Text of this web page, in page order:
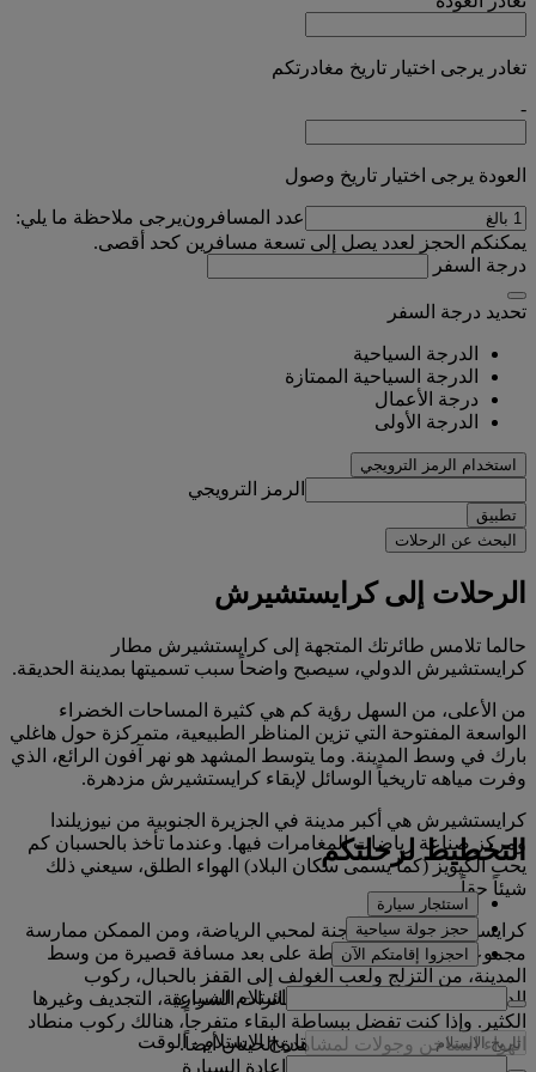
تغادر يرجى اختيار تاريخ مغادرتكم
-
العودة يرجى اختيار تاريخ وصول
عدد المسافرونيرجى ملاحظة ما يلي:
يمكنكم الحجز لعدد يصل إلى تسعة مسافرين كحد أقصى.
درجة السفر
تحديد درجة السفر
الدرجة السياحية
الدرجة السياحية الممتازة
درجة الأعمال
الدرجة الأولى
استخدام الرمز الترويجي
الرمز الترويجي
تطبيق
البحث عن الرحلات
الرحلات إلى كرايستشيرش
حالما تلامس طائرتك المتجهة إلى كرايستشيرش مطار
كرايستشيرش الدولي، سيصبح واضحاً سبب تسميتها بمدينة الحديقة.
من الأعلى، من السهل رؤية كم هي كثيرة المساحات الخضراء
الواسعة المفتوحة التي تزين المناظر الطبيعية، متمركزة حول هاغلي
بارك في وسط المدينة. وما يتوسط المشهد هو نهر آفون الرائع، الذي
وفرت مياهه تاريخياً الوسائل لإبقاء كرايستشيرش مزدهرة.
كرايستشيرش هي أكبر مدينة في الجزيرة الجنوبية من نيوزيلندا
ومركز صناعة رياضات المغامرات فيها. وعندما تأخذ بالحسبان كم
يحب الكيويز (كما يسمى سكان البلاد) الهواء الطلق، سيعني ذلك
شيئاً حقاً.
كرايستشيرش هي حقاً جنة لمحبي الرياضة، ومن الممكن ممارسة
مجموعة واسعة من الأنشطة على بعد مسافة قصيرة من وسط
المدينة، من التزلج ولعب الغولف إلى القفز بالحبال، ركوب
الدراجات في الجبال، ركوب الطائرات الشراعية، التجديف وغيرها
الكثير. وإذا كنت تفضل ببساطة البقاء متفرجاً، هنالك ركوب منطاد
الهواء الساخن وجولات لمشاهدة الحيتان أيضاً.
التخطيط لرحلتكم
استئجار سيارة
حجز جولة سياحية
احجزوا إقامتكم الآن
استلام السيارة
تاريخ الاستلام - الوقت
إعادة السيارة